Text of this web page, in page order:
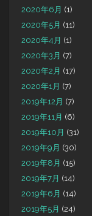
2020年6月 (1)
2020年5月 (11)
2020年4月 (1)
2020年3月 (7)
2020年2月 (17)
2020年1月 (7)
2019年12月 (7)
2019年11月 (6)
2019年10月 (31)
2019年9月 (30)
2019年8月 (15)
2019年7月 (14)
2019年6月 (14)
2019年5月 (24)